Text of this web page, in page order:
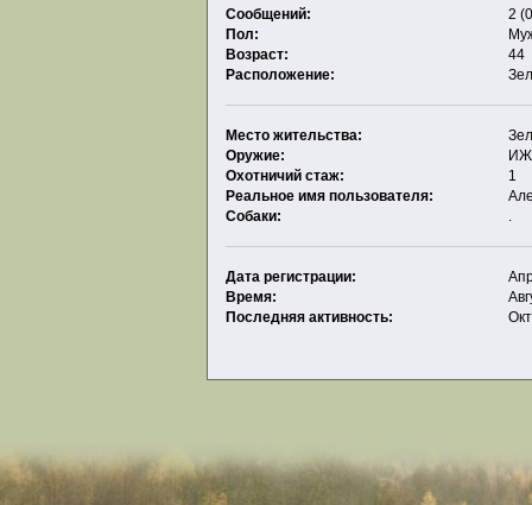
Сообщений:
2
Пол:
Возраст:
44
Расположение:
Место жительства:
Оружие:
Охотничий стаж:
1
Реальное имя пользователя:
Собаки:
Дата регистрации:
Время:
Последняя активность: